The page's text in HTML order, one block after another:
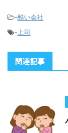
-酷い会社
- 上司
関連記事